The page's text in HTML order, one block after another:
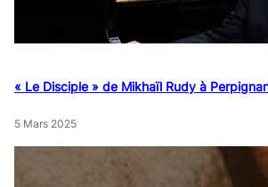
« Le Disciple » de Mikhaïl Rudy à
5 Mars 2025